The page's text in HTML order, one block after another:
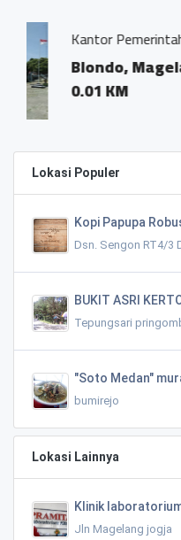
Desa Blondo
Lokasi Populer
Kopi Papupa
Dsn. Sengon RT4/3
BUKIT ASRI
Tepungsari
"Soto Medan"
bumirejo
Lokasi Lainnya
Klinik
Jln Magelang jogja